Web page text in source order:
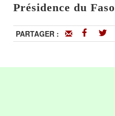
Présidence du Faso
PARTAGER :